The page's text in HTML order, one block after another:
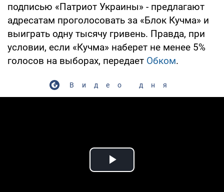
подписью «Патриот Украины» - предлагают
адресатам проголосовать за «Блок Кучма» и
выиграть одну тысячу гривень. Правда, при
условии, если «Кучма» наберет не менее 5%
голосов на выборах, передает Обком.
Видео дня
Play Video